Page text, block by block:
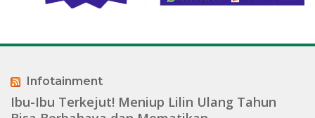
Infotainment
Ibu-Ibu Terkejut! Meniup Lilin Ulang Tahun